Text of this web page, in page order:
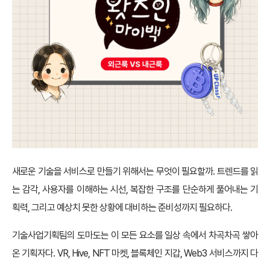
새로운 기술을 서비스로 만들기 위해서는 무엇이 필요할까. 트렌드를 읽
는 감각, 사용자를 이해하는 시선, 복잡한 구조를 단순하게 풀어내는 기
획력, 그리고 예상치 못한 상황에 대비하는 준비성까지 필요하다.
기술사업기획팀의 도마도는 이 모든 요소를 일상 속에서 차곡차곡 쌓아
온 기획자다. VR, Hive, NFT 마켓, 블록체인 지갑, Web3 서비스까지 다